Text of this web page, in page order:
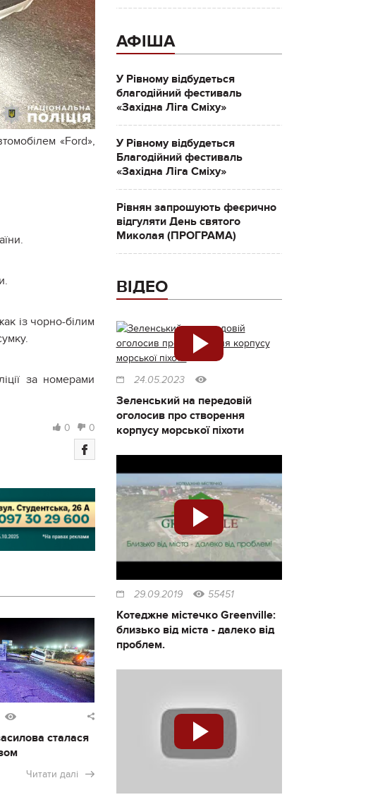
«Ford»,
із чорно-білим
за номерами
0 0
сталася
Читати далі
АФІША
У Рівному відбудеться
благодійний фестиваль
«Західна Ліга Сміху»
У Рівному відбудеться
Благодійний фестиваль
«Західна Ліга Сміху»
Рівнян запрошують феєрично
відгуляти День святого
Миколая (ПРОГРАМА)
ВІДЕО
24.05.2023
Зеленський на передовій
оголосив про створення
корпусу морської піхоти
29.09.2019 55451
Котеджне містечко Greenville:
близько від міста - далеко від
проблем.